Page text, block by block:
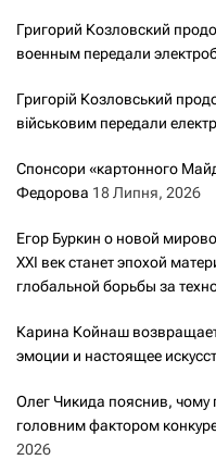
Григорий Козловский
военным передали
Григорій Козловський
військовим передали
Спонсори «картонного
Федорова 18 Липня, 2026
Егор Буркин о новой
XXI век станет эпохой
глобальной борьбы за
Карина Койнаш
эмоции и настоящее
Олег Чикида пояснив, чому
головним фактором
2026